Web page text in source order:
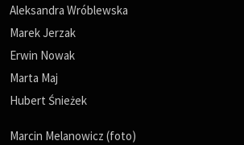
Aleksandra Wróblewska
Marek Jerzak
Erwin Nowak
Marta Maj
Hubert Śnieżek
Marcin Melanowicz (foto)